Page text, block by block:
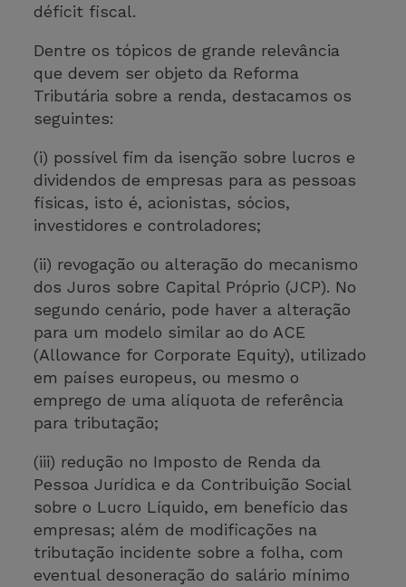
déficit fiscal.
Dentre os tópicos de grande relevância
que devem ser objeto da Reforma
Tributária sobre a renda, destacamos os
seguintes:
(i) possível fim da isenção sobre lucros e
dividendos de empresas para as pessoas
físicas, isto é, acionistas, sócios,
investidores e controladores;
(ii) revogação ou alteração do mecanismo
dos Juros sobre Capital Próprio (JCP). No
segundo cenário, pode haver a alteração
para um modelo similar ao do ACE
(Allowance for Corporate Equity), utilizado
em países europeus, ou mesmo o
emprego de uma alíquota de referência
para tributação;
(iii) redução no Imposto de Renda da
Pessoa Jurídica e da Contribuição Social
sobre o Lucro Líquido, em benefício das
empresas; além de modificações na
tributação incidente sobre a folha, com
eventual desoneração do salário mínimo